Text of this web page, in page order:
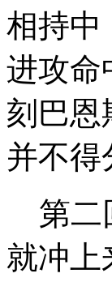
相持中
进攻命
刻巴恩
并不得
第二
就冲上